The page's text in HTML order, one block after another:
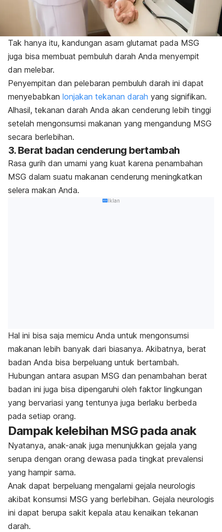
Tak hanya itu, kandungan asam glutamat pada MSG
juga bisa membuat pembuluh darah Anda menyempit
dan melebar.
Penyempitan dan pelebaran pembuluh darah ini dapat
menyebabkan lonjakan tekanan darah yang signifikan.
Alhasil, tekanan darah Anda akan cenderung lebih tinggi
setelah mengonsumsi makanan yang mengandung MSG
secara berlebihan.
3. Berat badan cenderung bertambah
Rasa gurih dan umami yang kuat karena penambahan
MSG dalam suatu makanan cenderung meningkatkan
selera makan Anda.
Iklan
Hal ini bisa saja memicu Anda untuk mengonsumsi
makanan lebih banyak dari biasanya. Akibatnya, berat
badan Anda bisa berpeluang untuk bertambah.
Hubungan antara asupan MSG dan penambahan berat
badan ini juga bisa dipengaruhi oleh faktor lingkungan
yang bervariasi yang tentunya juga berlaku berbeda
pada setiap orang.
Dampak kelebihan MSG pada anak
Nyatanya, anak-anak juga menunjukkan gejala yang
serupa dengan orang dewasa pada tingkat prevalensi
yang hampir sama.
Anak dapat berpeluang mengalami gejala neurologis
akibat konsumsi MSG yang berlebihan. Gejala neurologis
ini dapat berupa sakit kepala atau kenaikan tekanan
darah.